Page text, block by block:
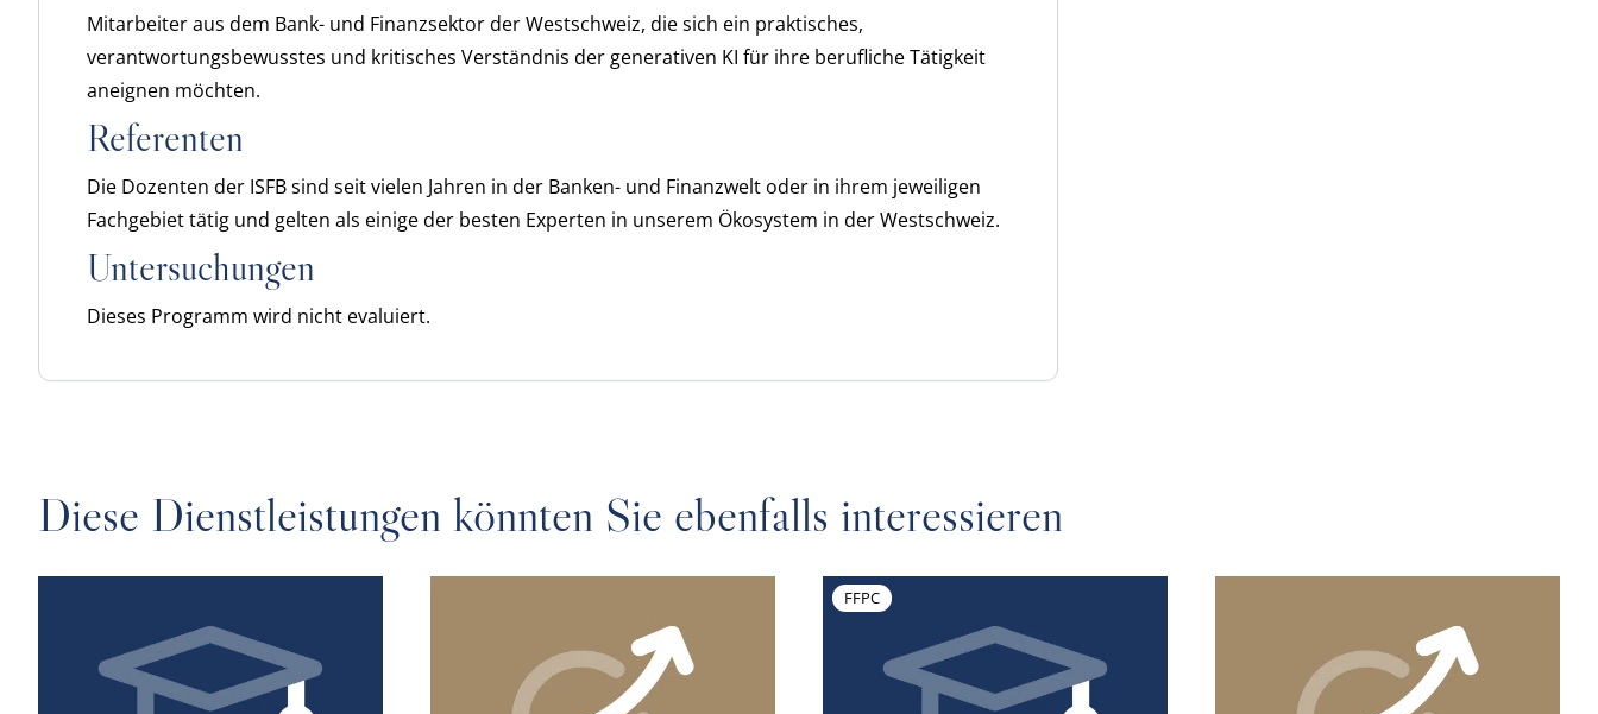
Mitarbeiter aus dem Bank- und Finanzsektor der Westschweiz, die sich ein praktisches,
verantwortungsbewusstes und kritisches Verständnis der generativen KI für ihre berufliche Tätigkeit
aneignen möchten.
Referenten
Die Dozenten der ISFB sind seit vielen Jahren in der Banken- und Finanzwelt oder in ihrem jeweiligen
Fachgebiet tätig und gelten als einige der besten Experten in unserem Ökosystem in der Westschweiz.
Untersuchungen
Dieses Programm wird nicht evaluiert.
Diese Dienstleistungen könnten Sie ebenfalls interessieren
FFPC